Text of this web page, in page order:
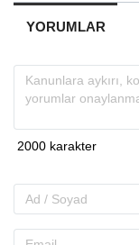
YORUMLAR